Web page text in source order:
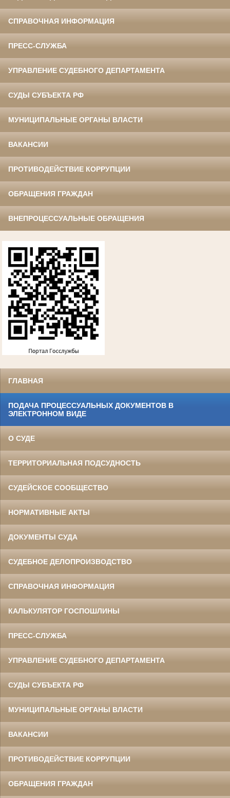
СПРАВОЧНАЯ ИНФОРМАЦИЯ
ПРЕСС-СЛУЖБА
УПРАВЛЕНИЕ СУДЕБНОГО ДЕПАРТАМЕНТА
СУДЫ СУБЪЕКТА РФ
МУНИЦИПАЛЬНЫЕ ОРГАНЫ ВЛАСТИ
ВАКАНСИИ
ПРОТИВОДЕЙСТВИЕ КОРРУПЦИИ
ОБРАЩЕНИЯ ГРАЖДАН
ВНЕПРОЦЕССУАЛЬНЫЕ ОБРАЩЕНИЯ
ГЛАВНАЯ
ПОДАЧА ПРОЦЕССУАЛЬНЫХ ДОКУМЕНТОВ В
ЭЛЕКТРОННОМ ВИДЕ
О СУДЕ
ТЕРРИТОРИАЛЬНАЯ ПОДСУДНОСТЬ
СУДЕЙСКОЕ СООБЩЕСТВО
НОРМАТИВНЫЕ АКТЫ
ДОКУМЕНТЫ СУДА
СУДЕБНОЕ ДЕЛОПРОИЗВОДСТВО
СПРАВОЧНАЯ ИНФОРМАЦИЯ
КАЛЬКУЛЯТОР ГОСПОШЛИНЫ
ПРЕСС-СЛУЖБА
УПРАВЛЕНИЕ СУДЕБНОГО ДЕПАРТАМЕНТА
СУДЫ СУБЪЕКТА РФ
МУНИЦИПАЛЬНЫЕ ОРГАНЫ ВЛАСТИ
ВАКАНСИИ
ПРОТИВОДЕЙСТВИЕ КОРРУПЦИИ
ОБРАЩЕНИЯ ГРАЖДАН